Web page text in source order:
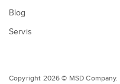
Blog
Servis
Copyright 2026 © MSD